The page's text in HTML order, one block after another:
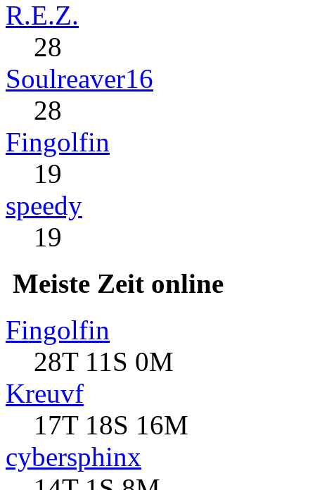
R.E.Z.
28
Soulreaver16
28
Fingolfin
19
speedy
19
Meiste Zeit online
Fingolfin
28T 11S 0M
Kreuvf
17T 18S 16M
cybersphinx